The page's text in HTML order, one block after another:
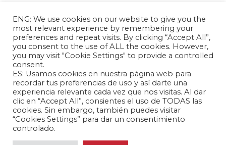
La Fundación Andrés Bello – Centro de
Investigación Chino Latinoamericano es una
entidad sin fines de lucro, de carácter
independiente, dedicada a la investigación y
análisis de las relaciones internacionales entre la
República Popular China y los países de América
Latina y el Caribe.
ENG: We use cookies on our website to give you the
most relevant experience by remembering your
preferences and repeat visits. By clicking “Accept All”,
you consent to the use of ALL the cookies. However,
you may visit "Cookie Settings" to provide a controlled
consent.
ES: Usamos cookies en nuestra página web para
recordar tus preferencias de uso y así darte una
experiencia relevante cada vez que nos visitas. Al dar
clic en “Accept All”, consientes el uso de TODAS las
cookies. Sin embargo, también puedes visitar
“Cookies Settings” para dar un consentimiento
controlado.